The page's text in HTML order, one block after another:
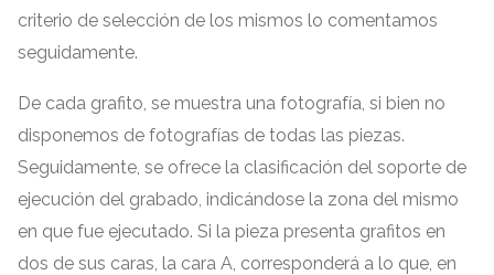
criterio de selección de los mismos lo comentamos
seguidamente.
De cada grafito, se muestra una fotografía, si bien no
disponemos de fotografías de todas las piezas.
Seguidamente, se ofrece la clasificación del soporte de
ejecución del grabado, indicándose la zona del mismo
en que fue ejecutado. Si la pieza presenta grafitos en
dos de sus caras, la cara A, corresponderá a lo que, en